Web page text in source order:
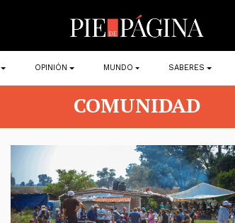
OPINIÓN MUNDO SABERES
COMUNIDAD